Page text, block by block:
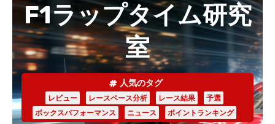
ス
キ
ッ
プ
F1ラップタイム研究
室
人気のタグ
レビュー レースペース分析 レース結果
予選
ボックスパフォーマンス
ニュース ポイントランキング